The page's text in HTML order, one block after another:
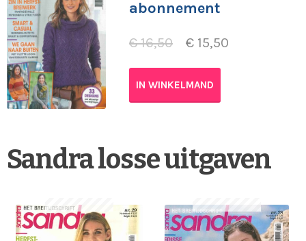
abonnement
€16,50 €15,50
IN WINKELMAND
Sandra losse uitgaven